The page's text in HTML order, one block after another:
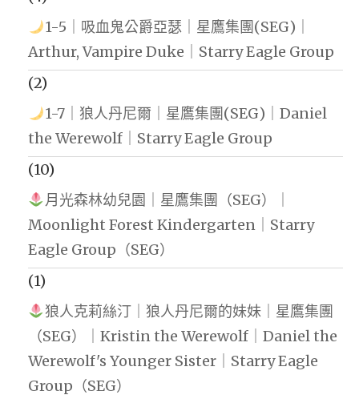
1-5｜吸血鬼公爵亞瑟｜星鷹集團(SEG)｜
Arthur, Vampire Duke｜Starry Eagle Group
(2)
1-7｜狼人丹尼爾｜星鷹集團(SEG)｜Daniel
the Werewolf｜Starry Eagle Group
(10)
月光森林幼兒園｜星鷹集團（SEG）｜
Moonlight Forest Kindergarten｜Starry
Eagle Group（SEG）
(1)
狼人克莉絲汀｜狼人丹尼爾的妹妹｜星鷹集團
（SEG）｜Kristin the Werewolf｜Daniel the
Werewolf's Younger Sister｜Starry Eagle
Group（SEG）